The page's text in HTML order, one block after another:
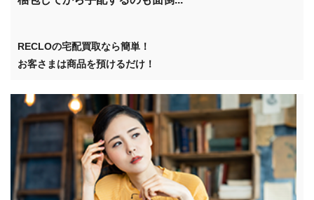
RECLOの宅配買取なら簡単！
お客さまは商品を預けるだけ！